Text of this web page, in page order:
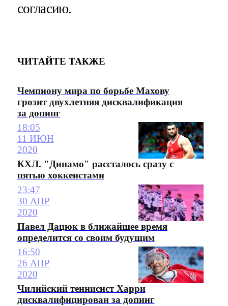
согласию.
ЧИТАЙТЕ ТАКЖЕ
Чемпиону мира по борьбе Махову
грозит двухлетняя дисквалификация
за допинг
18:05
11 ИЮН
2020
КХЛ. "Динамо" рассталось сразу с
пятью хоккеистами
23:47
30 АПР
2020
Павел Дацюк в ближайшее время
определится со своим будущим
16:50
26 АПР
2020
Чилийский теннисист Харри
дисквалифицирован за допинг